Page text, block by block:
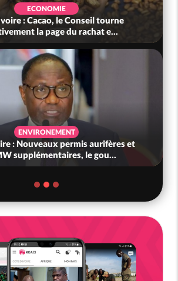
ECONOMIE
: Cacao, le Conseil tourne
la page du rachat e...
ENVIRONEMENT
: Nouveaux permis aurifères et
supplémentaires, le gou...